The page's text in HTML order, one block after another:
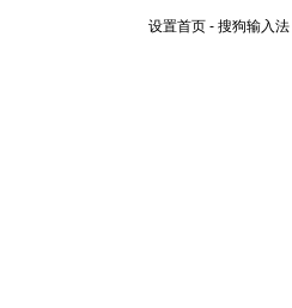
设置首页 - 搜狗输入法